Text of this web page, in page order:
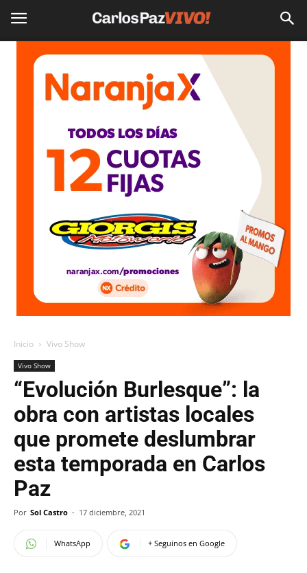
Inicio Vivo Show
Vivo Show
“Evolución Burlesque”: la
obra con artistas locales
que promete deslumbrar
esta temporada en Carlos
Paz
Por Sol Castro - 17 diciembre, 2021
WhatsApp + Seguinos en Google